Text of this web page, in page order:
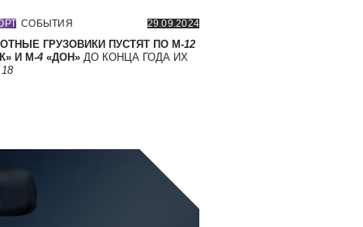
СОБЫТИЯ 29.09.2024
ГРУЗОВИКИ ПУСТЯТ ПО М-12
И М-4 «ДОН» ДО КОНЦА ГОДА ИХ
18